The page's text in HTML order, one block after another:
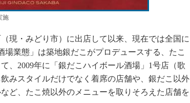
施
現・みどり市）に出店して以来、現在では全国に
業態」は築地銀だこがプロデュースする、たこ
、2009年に「銀だこハイボール酒場」1号店（歌
みスタイルだけでなく着席の店舗や、銀だこ以外
ど、たこ焼以外のメニューを取りそろえた店舗を